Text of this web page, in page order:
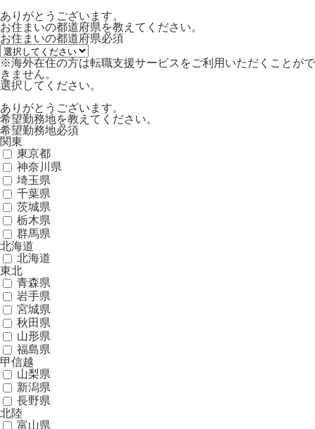
ありがとうございます。
お住まいの都道府県を教えてください。
お住まいの都道府県必須
※海外在住の方は転職支援サービスをご利用いただくことがで
きません。
選択してください。
ありがとうございます。
希望勤務地を教えてください。
希望勤務地必須
関東
東京都
神奈川県
埼玉県
千葉県
茨城県
栃木県
群馬県
北海道
北海道
東北
青森県
岩手県
宮城県
秋田県
山形県
福島県
甲信越
山梨県
新潟県
長野県
北陸
富山県